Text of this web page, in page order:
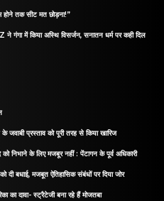
होने तक सीट मत छोड़ना!”
गंगा में किया अस्थि विसर्जन, सनातन धर्म पर कही दिल
जवाबी प्रस्ताव को पूरी तरह से किया खारिज
निभाने के लिए मजबूर नहीं : पेंटागन के पूर्व अधिकारी
दी बधाई, मजबूत ऐतिहासिक संबंधों पर दिया जोर
का दावा- स्ट्रैटेजी बना रहे हैं मोजतबा